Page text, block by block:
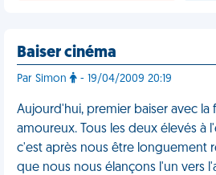
Baiser cinéma
Par Simon - 19/04/2009 20:19
Aujourd'hui, premier baiser avec la
amoureux. Tous les deux élevés à
c'est après nous être longuement
que nous nous élançons l'un vers